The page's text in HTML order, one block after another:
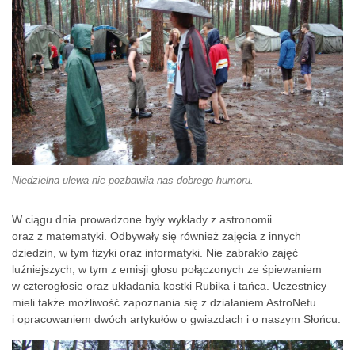
Niedzielna ulewa nie pozbawiła nas dobrego humoru.
W ciągu dnia prowadzone były wykłady z astronomii
oraz z matematyki. Odbywały się również zajęcia z innych
dziedzin, w tym fizyki oraz informatyki. Nie zabrakło zajęć
luźniejszych, w tym z emisji głosu połączonych ze śpiewaniem
w czterogłosie oraz układania kostki Rubika i tańca. Uczestnicy
mieli także możliwość zapoznania się z działaniem AstroNetu
i opracowaniem dwóch artykułów o gwiazdach i o naszym Słońcu.